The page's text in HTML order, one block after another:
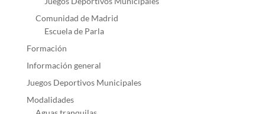
Comunidad de Madrid
Escuela de Parla
Formación
Información general
Juegos Deportivos Municipales
Modalidades